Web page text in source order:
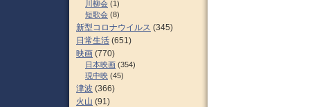
川柳会 (1)
短歌会 (8)
新型コロナウイルス (345)
日常生活 (651)
映画 (770)
日本映画 (354)
現中映 (45)
津波 (366)
火山 (91)